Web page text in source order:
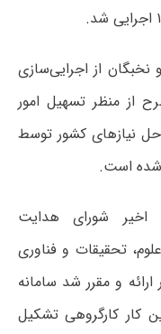
نخبگان از اجرایی‌سازی
از منظر تسهیل امور
نیازهای کشور توسط
شده است.
اخیر شورای هدایت
تحقیقات و فناوری
و مقرر شد سامانه
کار کارگروهی تشکیل